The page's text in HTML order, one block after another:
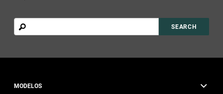
Search
SEARCH
MODELOS